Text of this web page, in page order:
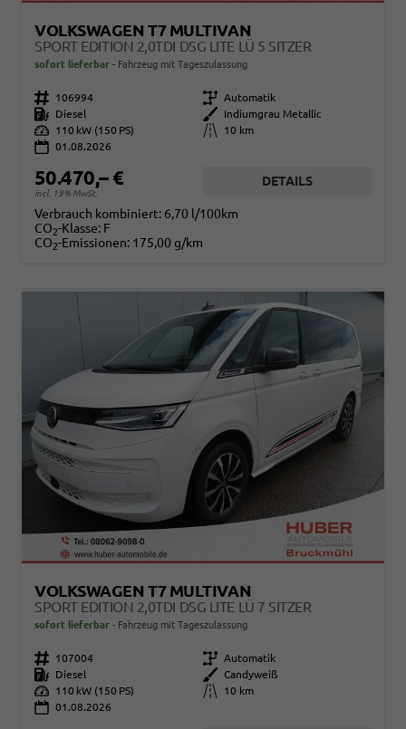
VOLKSWAGEN T7 MULTIVAN
SPORT EDITION 2,0TDI DSG LITE LÜ 5 SITZER
sofort lieferbar Fahrzeug mit Tageszulassung
Fahrzeugnr. 106994 Getriebe Automatik
Kraftstoff
Diesel Außenfarbe
Indiumgrau Metallic
Leistung
110 kW (150 PS) Kilometerstand
10 km
01.08.2026
50.470,– €
incl. 19% MwSt.
DETAILS
Verbrauch kombiniert: 6,70 l/100km
CO2-Klasse: F
CO2-Emissionen: 175,00 g/km
VOLKSWAGEN T7 MULTIVAN
SPORT EDITION 2,0TDI DSG LITE LÜ 7 SITZER
sofort lieferbar Fahrzeug mit Tageszulassung
Fahrzeugnr. 107004 Getriebe Automatik
Kraftstoff
Diesel Außenfarbe
Candyweiß
Leistung
110 kW (150 PS) Kilometerstand
10 km
01.08.2026